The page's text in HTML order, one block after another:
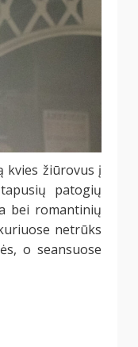
kvies žiūrovus į
patogių
bei romantinių
netrūks
o seansuose